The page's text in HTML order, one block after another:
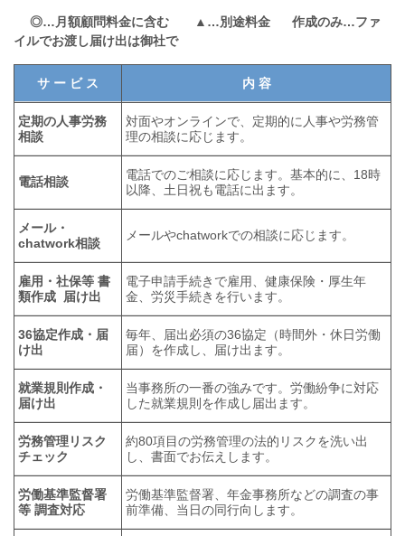
◎… 月額顧問料金に含む ▲ …別途料金 作成のみ…ファ
イルでお渡し届け出は御社で​
サ ー ビ ス 内 容
定期の人事労務
相談
対面やオンラインで、定期的に人事や労務管
理の相談に応じます。
電話相談
電話でのご相談に応じます。基本的に、18時
以降、土日祝も電話に出ます。
メール・
chatwork相談
メールやchatworkでの相談に応じます。
雇用・社保等 書
類作成 届け出
電子申請手続きで雇用、健康保険・厚生年
金、労災手続きを行います。
36協定作成・届
け出
毎年、届出必須の36協定（時間外・休日労働
届）を作成し、届け出ます。
就業規則作成・
届け出
当事務所の一番の強みです。労働紛争に対応
した就業規則を作成し届出ます。
労務管理リスク
チェック
約80項目の労務管理の法的リスクを洗い出
し、書面でお伝えします。
労働基準監督署
等 調査対応
労働基準監督署、年金事務所などの調査の事
前準備、当日の同行向します。